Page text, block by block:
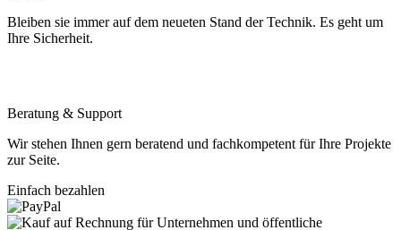
Bleiben sie immer auf dem neueten Stand der Technik. Es geht um
Ihre Sicherheit.
Beratung & Support
Wir stehen Ihnen gern beratend und fachkompetent für Ihre Projekte
zur Seite.
Einfach bezahlen